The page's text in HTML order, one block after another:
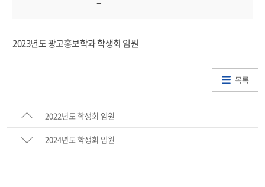
2023년도 광고홍보학과 학생회 임원
목록
2022년도 학생회 임원
2024년도 학생회 임원